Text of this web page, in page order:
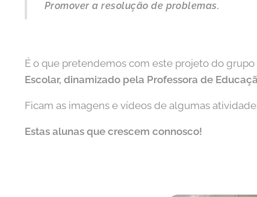
Promover a resolução de problemas.
É o que pretendemos com este projeto do grupo
Escolar, dinamizado pela Professora de
Ficam as imagens e vídeos de algumas
Estas alunas que crescem connosco!